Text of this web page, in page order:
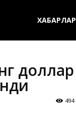
ХАБАРЛАР
доллар
494